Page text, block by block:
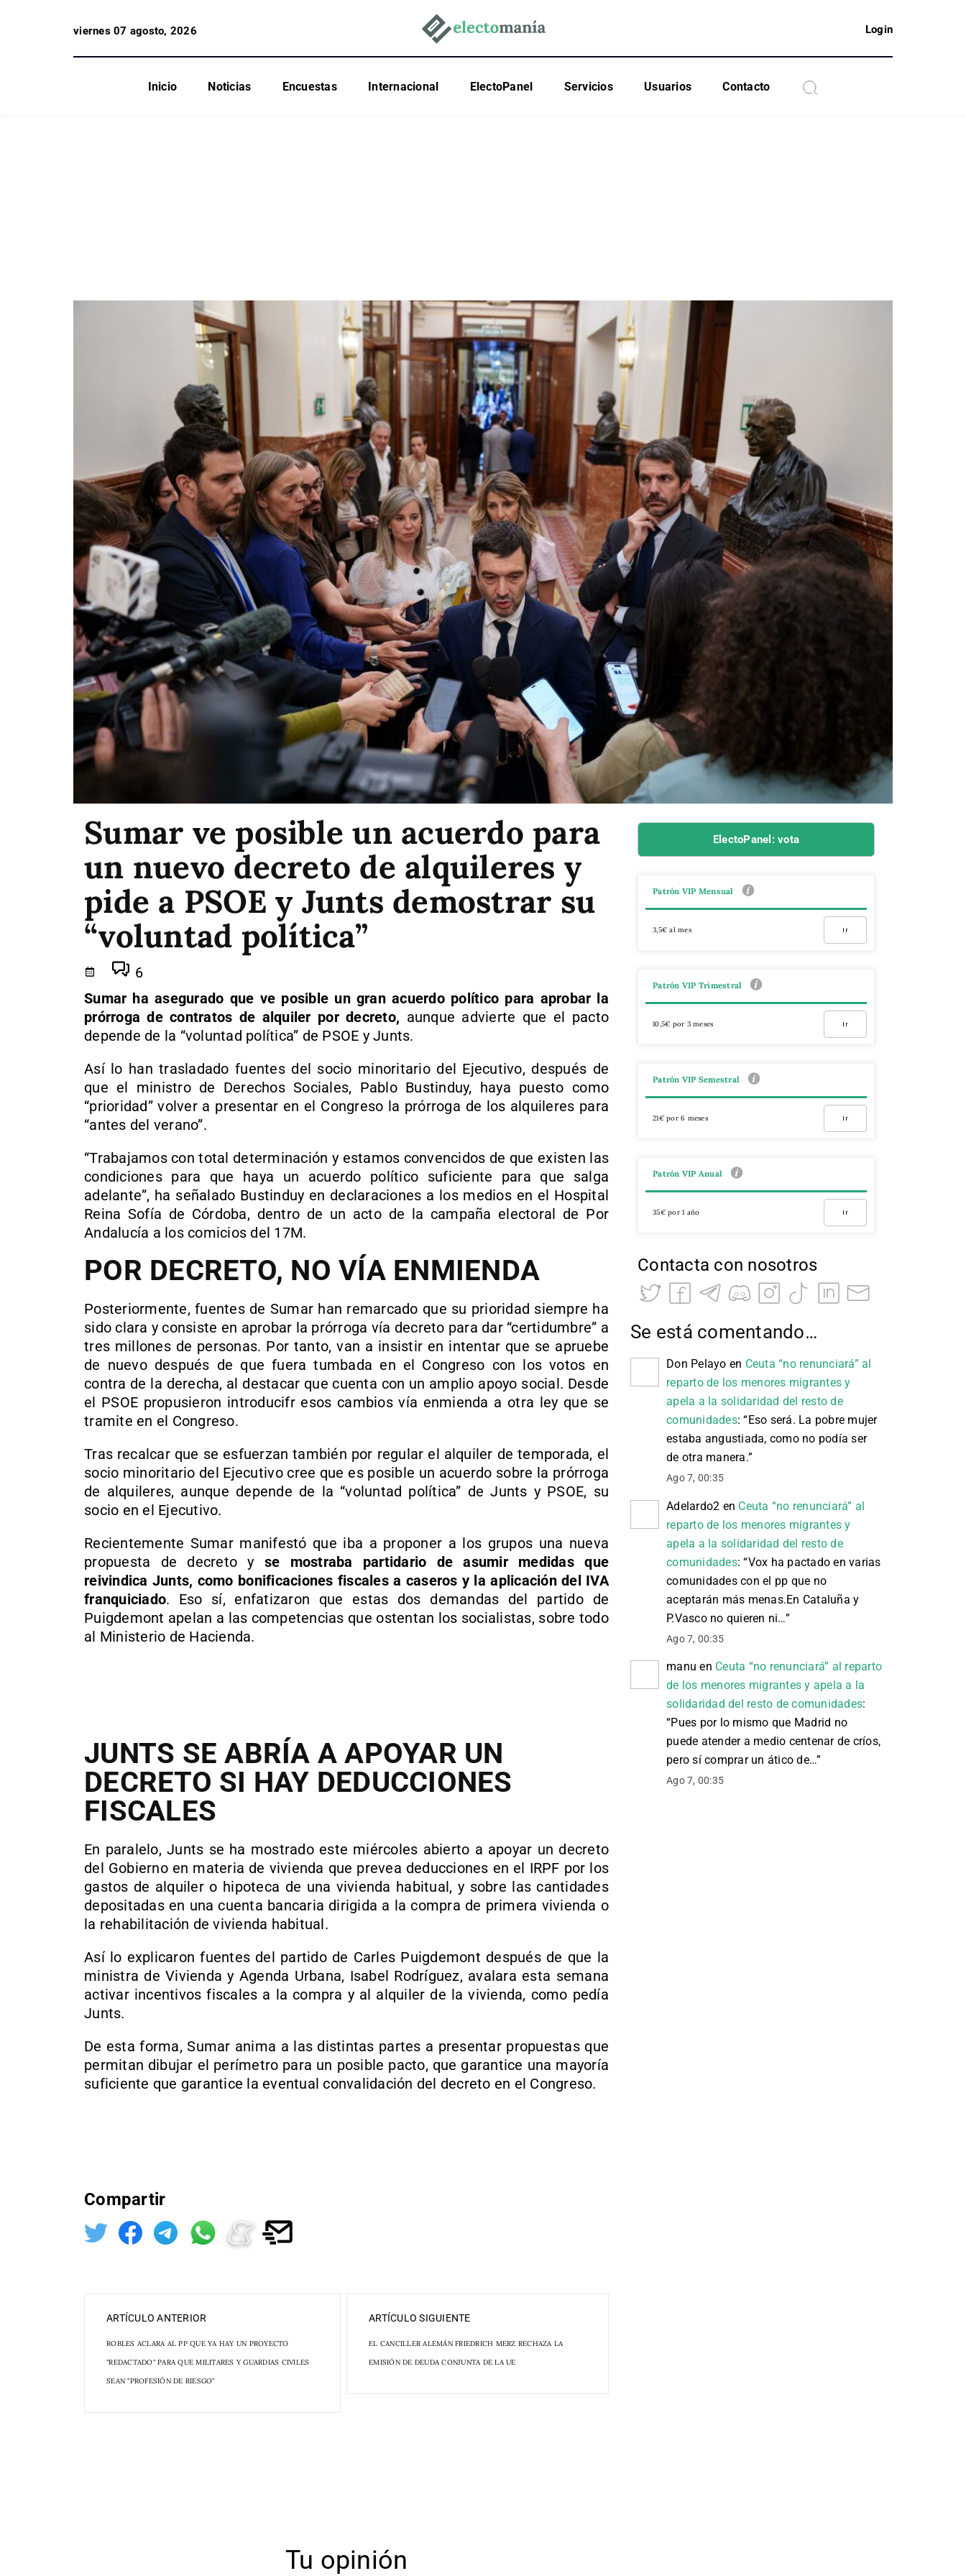
viernes 07 agosto, 2026 Login
Inicio Noticias Encuestas Internacional ElectoPanel Servicios Usuarios Contacto
Sumar ve posible un acuerdo para
un nuevo decreto de alquileres y
pide a PSOE y Junts demostrar su
“voluntad política”
6
Sumar ha asegurado que ve posible un gran acuerdo político para aprobar la
prórroga de contratos de alquiler por decreto, aunque advierte que el pacto
depende de la “voluntad política” de PSOE y Junts.
Así lo han trasladado fuentes del socio minoritario del Ejecutivo, después de
que el ministro de Derechos Sociales, Pablo Bustinduy, haya puesto como
“prioridad” volver a presentar en el Congreso la prórroga de los alquileres para
“antes del verano”.
“Trabajamos con total determinación y estamos convencidos de que existen las
condiciones para que haya un acuerdo político suficiente para que salga
adelante”, ha señalado Bustinduy en declaraciones a los medios en el Hospital
Reina Sofía de Córdoba, dentro de un acto de la campaña electoral de Por
Andalucía a los comicios del 17M.
POR DECRETO, NO VÍA ENMIENDA
Posteriormente, fuentes de Sumar han remarcado que su prioridad siempre ha
sido clara y consiste en aprobar la prórroga vía decreto para dar “certidumbre” a
tres millones de personas. Por tanto, van a insistir en intentar que se apruebe
de nuevo después de que fuera tumbada en el Congreso con los votos en
contra de la derecha, al destacar que cuenta con un amplio apoyo social. Desde
el PSOE propusieron introducifr esos cambios vía enmienda a otra ley que se
tramite en el Congreso.
Tras recalcar que se esfuerzan también por regular el alquiler de temporada, el
socio minoritario del Ejecutivo cree que es posible un acuerdo sobre la prórroga
de alquileres, aunque depende de la “voluntad política” de Junts y PSOE, su
socio en el Ejecutivo.
Recientemente Sumar manifestó que iba a proponer a los grupos una nueva
propuesta de decreto y se mostraba partidario de asumir medidas que
reivindica Junts, como bonificaciones fiscales a caseros y la aplicación del IVA
franquiciado. Eso sí, enfatizaron que estas dos demandas del partido de
Puigdemont apelan a las competencias que ostentan los socialistas, sobre todo
al Ministerio de Hacienda.
JUNTS SE ABRÍA A APOYAR UN
DECRETO SI HAY DEDUCCIONES
FISCALES
En paralelo, Junts se ha mostrado este miércoles abierto a apoyar un decreto
del Gobierno en materia de vivienda que prevea deducciones en el IRPF por los
gastos de alquiler o hipoteca de una vivienda habitual, y sobre las cantidades
depositadas en una cuenta bancaria dirigida a la compra de primera vivienda o
la rehabilitación de vivienda habitual.
Así lo explicaron fuentes del partido de Carles Puigdemont después de que la
ministra de Vivienda y Agenda Urbana, Isabel Rodríguez, avalara esta semana
activar incentivos fiscales a la compra y al alquiler de la vivienda, como pedía
Junts.
De esta forma, Sumar anima a las distintas partes a presentar propuestas que
permitan dibujar el perímetro para un posible pacto, que garantice una mayoría
suficiente que garantice la eventual convalidación del decreto en el Congreso.
Compartir
ARTÍCULO ANTERIOR
ROBLES ACLARA AL PP QUE YA HAY UN PROYECTO
"REDACTADO" PARA QUE MILITARES Y GUARDIAS CIVILES
SEAN "PROFESIÓN DE RIESGO"
ARTÍCULO SIGUIENTE
EL CANCILLER ALEMÁN FRIEDRICH MERZ RECHAZA LA
EMISIÓN DE DEUDA CONJUNTA DE LA UE
Tu opinión
ElectoPanel: vota
Patrón VIP Mensual
3,5€ al mes Ir
Patrón VIP Trimestral
10,5€ por 3 meses Ir
Patrón VIP Semestral
21€ por 6 meses Ir
Patrón VIP Anual
35€ por 1 año Ir
Contacta con nosotros
Se está comentando…
Don Pelayo en Ceuta “no renunciará” al
reparto de los menores migrantes y
apela a la solidaridad del resto de
comunidades: “Eso será. La pobre mujer
estaba angustiada, como no podía ser
de otra manera.”
Ago 7, 00:35
Adelardo2 en Ceuta “no renunciará” al
reparto de los menores migrantes y
apela a la solidaridad del resto de
comunidades: “Vox ha pactado en varias
comunidades con el pp que no
aceptarán más menas.En Cataluña y
P.Vasco no quieren ni…”
Ago 7, 00:35
manu en Ceuta “no renunciará” al reparto
de los menores migrantes y apela a la
solidaridad del resto de comunidades:
“Pues por lo mismo que Madrid no
puede atender a medio centenar de críos,
pero sí comprar un ático de…”
Ago 7, 00:35